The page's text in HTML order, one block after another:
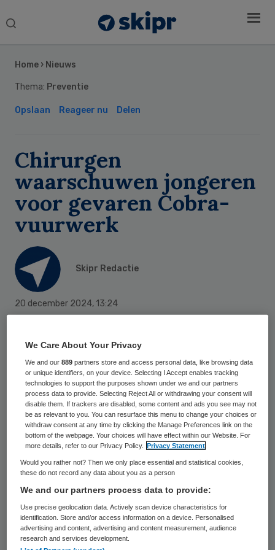
Search
Home › Nieuws
Thema: Preventie
Opslaan Reageer nu Delen
Chirurgen
waarschuwen jongeren
voor gevaren Cobra-
vuurwerk
Skipr Redactie
20 december 2024, 13:24
Met de campagne ‘CobraCode’
waarschuwen twee chirurgenorganisaties
jongeren voor de gevaren van zwaar illegaal
vuurwerk, zoals de Cobra-6. De
verwondingen die dit soort vuurwerk kan
veroorzaken zijn “verschrikkelijk”, zegt
handchirurg Ernst Smits.
In vier jaar tijd is het aantal ongelukken met
Cobra’s fors toegenomen, hebben de artsen
becijferd. Meer dan de helft van alle
Sidebar
We Care About Your Privacy
We and our889 partners store and access personal data, like browsing data
or unique identifiers, on your device. Selecting I Accept enables tracking
technologies to support the purposes shown under we and our partners
process data to provide. Selecting Reject All or withdrawing your consent will
disable them. If trackers are disabled, some content and ads you see may not
be as relevant to you. You can resurface this menu to change your choices or
withdraw consent at any time by clicking the Manage Preferences link on the
bottom of the webpage. Your choices will have effect within our Website. For
more details, refer to our Privacy Policy.
Privacy Statement
Would you rather not? Then we only place essential and statistical cookies,
these do not record any data about you as a person
We and our partners process data to provide:
Use precise geolocation data. Actively scan device characteristics for
identification. Store and/or access information on a device. Personalised
advertising and content, advertising and content measurement, audience
research and services development.